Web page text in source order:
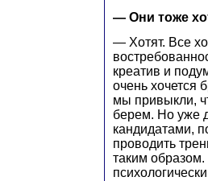
— Они тоже
— Хотят. Все
креатив и
очень хочется
мы привыкли,
берем. Но уже
кандидатами,
проводить
таким